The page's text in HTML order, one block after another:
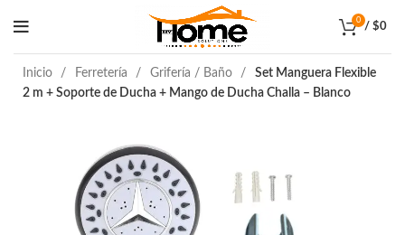
0
/ $0
Inicio Ferretería Grifería / Baño
Set Manguera Flexible
2 m + Soporte de Ducha + Mango de Ducha Challa – Blanco